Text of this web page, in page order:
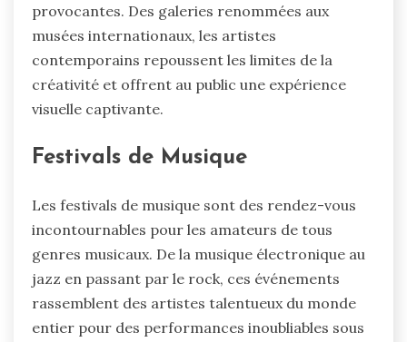
provocantes. Des galeries renommées aux
musées internationaux, les artistes
contemporains repoussent les limites de la
créativité et offrent au public une expérience
visuelle captivante.
Festivals de Musique
Les festivals de musique sont des rendez-vous
incontournables pour les amateurs de tous
genres musicaux. De la musique électronique au
jazz en passant par le rock, ces événements
rassemblent des artistes talentueux du monde
entier pour des performances inoubliables sous